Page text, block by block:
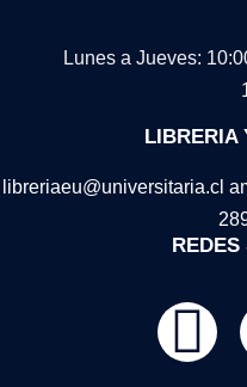
Lunes a Jueves:
LIBRERIA
libreriaeu@universitaria.cl